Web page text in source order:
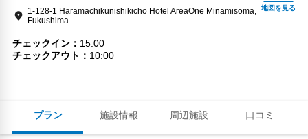
プラン 施設情報 周辺施設 口コミ
1-128-1 Haramachikunishikicho Hotel AreaOne Minamisoma,
Fukushima
チェックイン
15:00
チェックアウト
10:00